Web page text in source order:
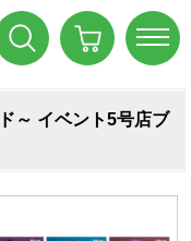
～ イベント5号店ブ